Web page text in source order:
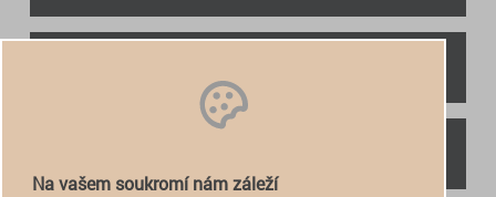
Na vašem soukromí nám záleží